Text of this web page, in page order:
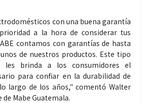
con una buena garantía
a la hora de considerar tus
contamos con garantías de hasta
de nuestros productos. Este tipo
les brinda a los consumidores el
para confiar en la durabilidad de
largo de los años," comentó Walter
de Mabe Guatemala.